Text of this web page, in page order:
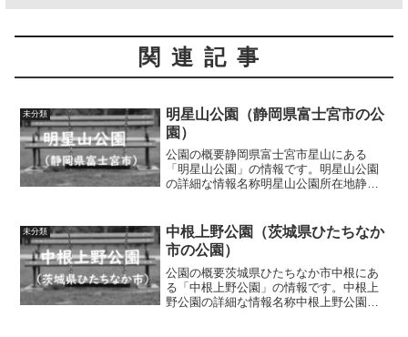
関連記事
未分類
明星山公園（静岡県富士宮市の公
園）
公園の概要静岡県富士宮市星山にある
「明星山公園」の情報です。明星山公園
の詳細な情報名称明星山公園所在地静岡
展望台トイレの有無あり車椅子対応 ト
イレ情報なし駐車場の...
未分類
中根上野公園（茨城県ひたちなか
市の公園）
公園の概要茨城県ひたちなか市中根にあ
る「中根上野公園」の情報です。中根上
野公園の詳細な情報名称中根上野公園所